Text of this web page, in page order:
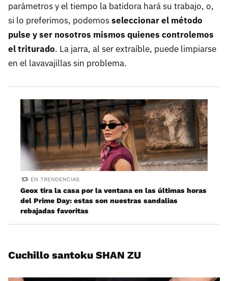
parámetros y el tiempo la batidora hará su trabajo, o,
si lo preferimos, podemosseleccionar el método
pulse y ser nosotros mismos quienes controlemos
el triturado. La jarra, al ser extraíble, puede limpiarse
en el lavavajillas sin problema.
EN TRENDENCIAS
Geox tira la casa por la ventana en las últimas horas
del Prime Day: estas son nuestras sandalias
rebajadas favoritas
Cuchillo santoku SHAN ZU